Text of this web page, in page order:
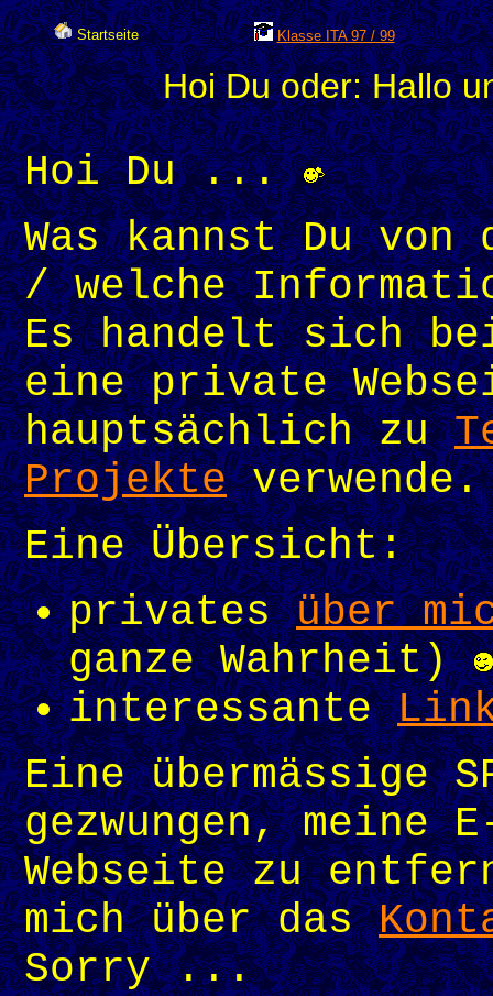
Startseite Klasse ITA 97 / 99
Hoi Du oder: Hallo
Hoi Du ...
Was kannst Du
/ welche
Es handelt sich
eine private
hauptsächlich zu
Projekteverwende.
Eine Übersicht:
privatesüber
ganze Wahrheit)
interessante
Eine übermässige
gezwungen, meine
Webseite zu
mich über das
Sorry ...